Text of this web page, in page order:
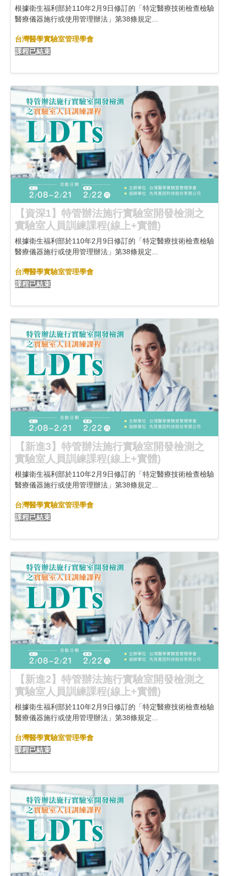
根據衛生福利部於110年2月9日修訂的「特定醫療技術檢查檢驗
醫療儀器施行或使用管理辦法」第38條規定...
台灣醫學實驗室管理學會
課程已結束
【資深1】特管辦法施行實驗室開發檢測之
實驗室人員訓練課程(線上+實體)
根據衛生福利部於110年2月9日修訂的「特定醫療技術檢查檢驗
醫療儀器施行或使用管理辦法」第38條規定...
台灣醫學實驗室管理學會
課程已結束
【新進3】特管辦法施行實驗室開發檢測之
實驗室人員訓練課程(線上+實體)
根據衛生福利部於110年2月9日修訂的「特定醫療技術檢查檢驗
醫療儀器施行或使用管理辦法」第38條規定...
台灣醫學實驗室管理學會
課程已結束
【新進2】特管辦法施行實驗室開發檢測之
實驗室人員訓練課程(線上+實體)
根據衛生福利部於110年2月9日修訂的「特定醫療技術檢查檢驗
醫療儀器施行或使用管理辦法」第38條規定...
台灣醫學實驗室管理學會
課程已結束